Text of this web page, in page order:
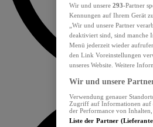
Wir und unsere 293-Partner
Kennungen auf Ihrem Gerät
„Wir und unsere Partner
deaktiviert sind, sind manche
Menü jederzeit wieder
den Link Voreinstellungen
unseres Website. Weitere
Wir und unsere
Verwendung genauer
Zugriff auf Informationen auf
der Performance von
Liste der Partner